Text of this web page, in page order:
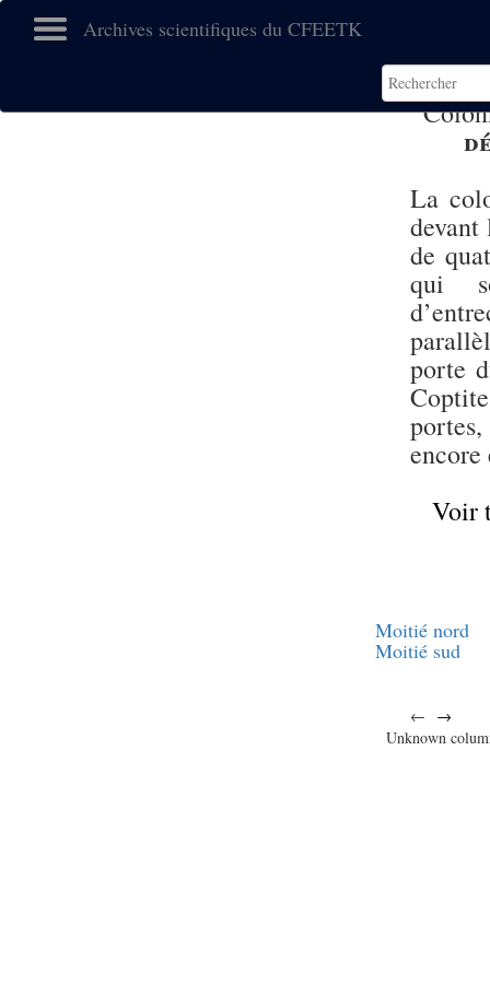
Archives scientifiques du CFEETK
La
de
qui
porte
encore
Voir
Moitié nord
Moitié sud
←
→
Unknown